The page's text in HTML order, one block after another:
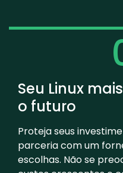
Seu Linux
o futuro
Proteja seus
parceria com um
escolhas. Não se